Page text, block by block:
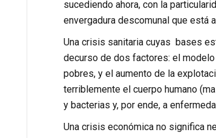
sucediendo ahora, con la
envergadura descomunal que está
Una crisis sanitaria cuyas bases
decurso de dos factores: el
pobres, y el aumento de la
terriblemente el cuerpo humano
y bacterias y, por ende, a
Una crisis económica no significa